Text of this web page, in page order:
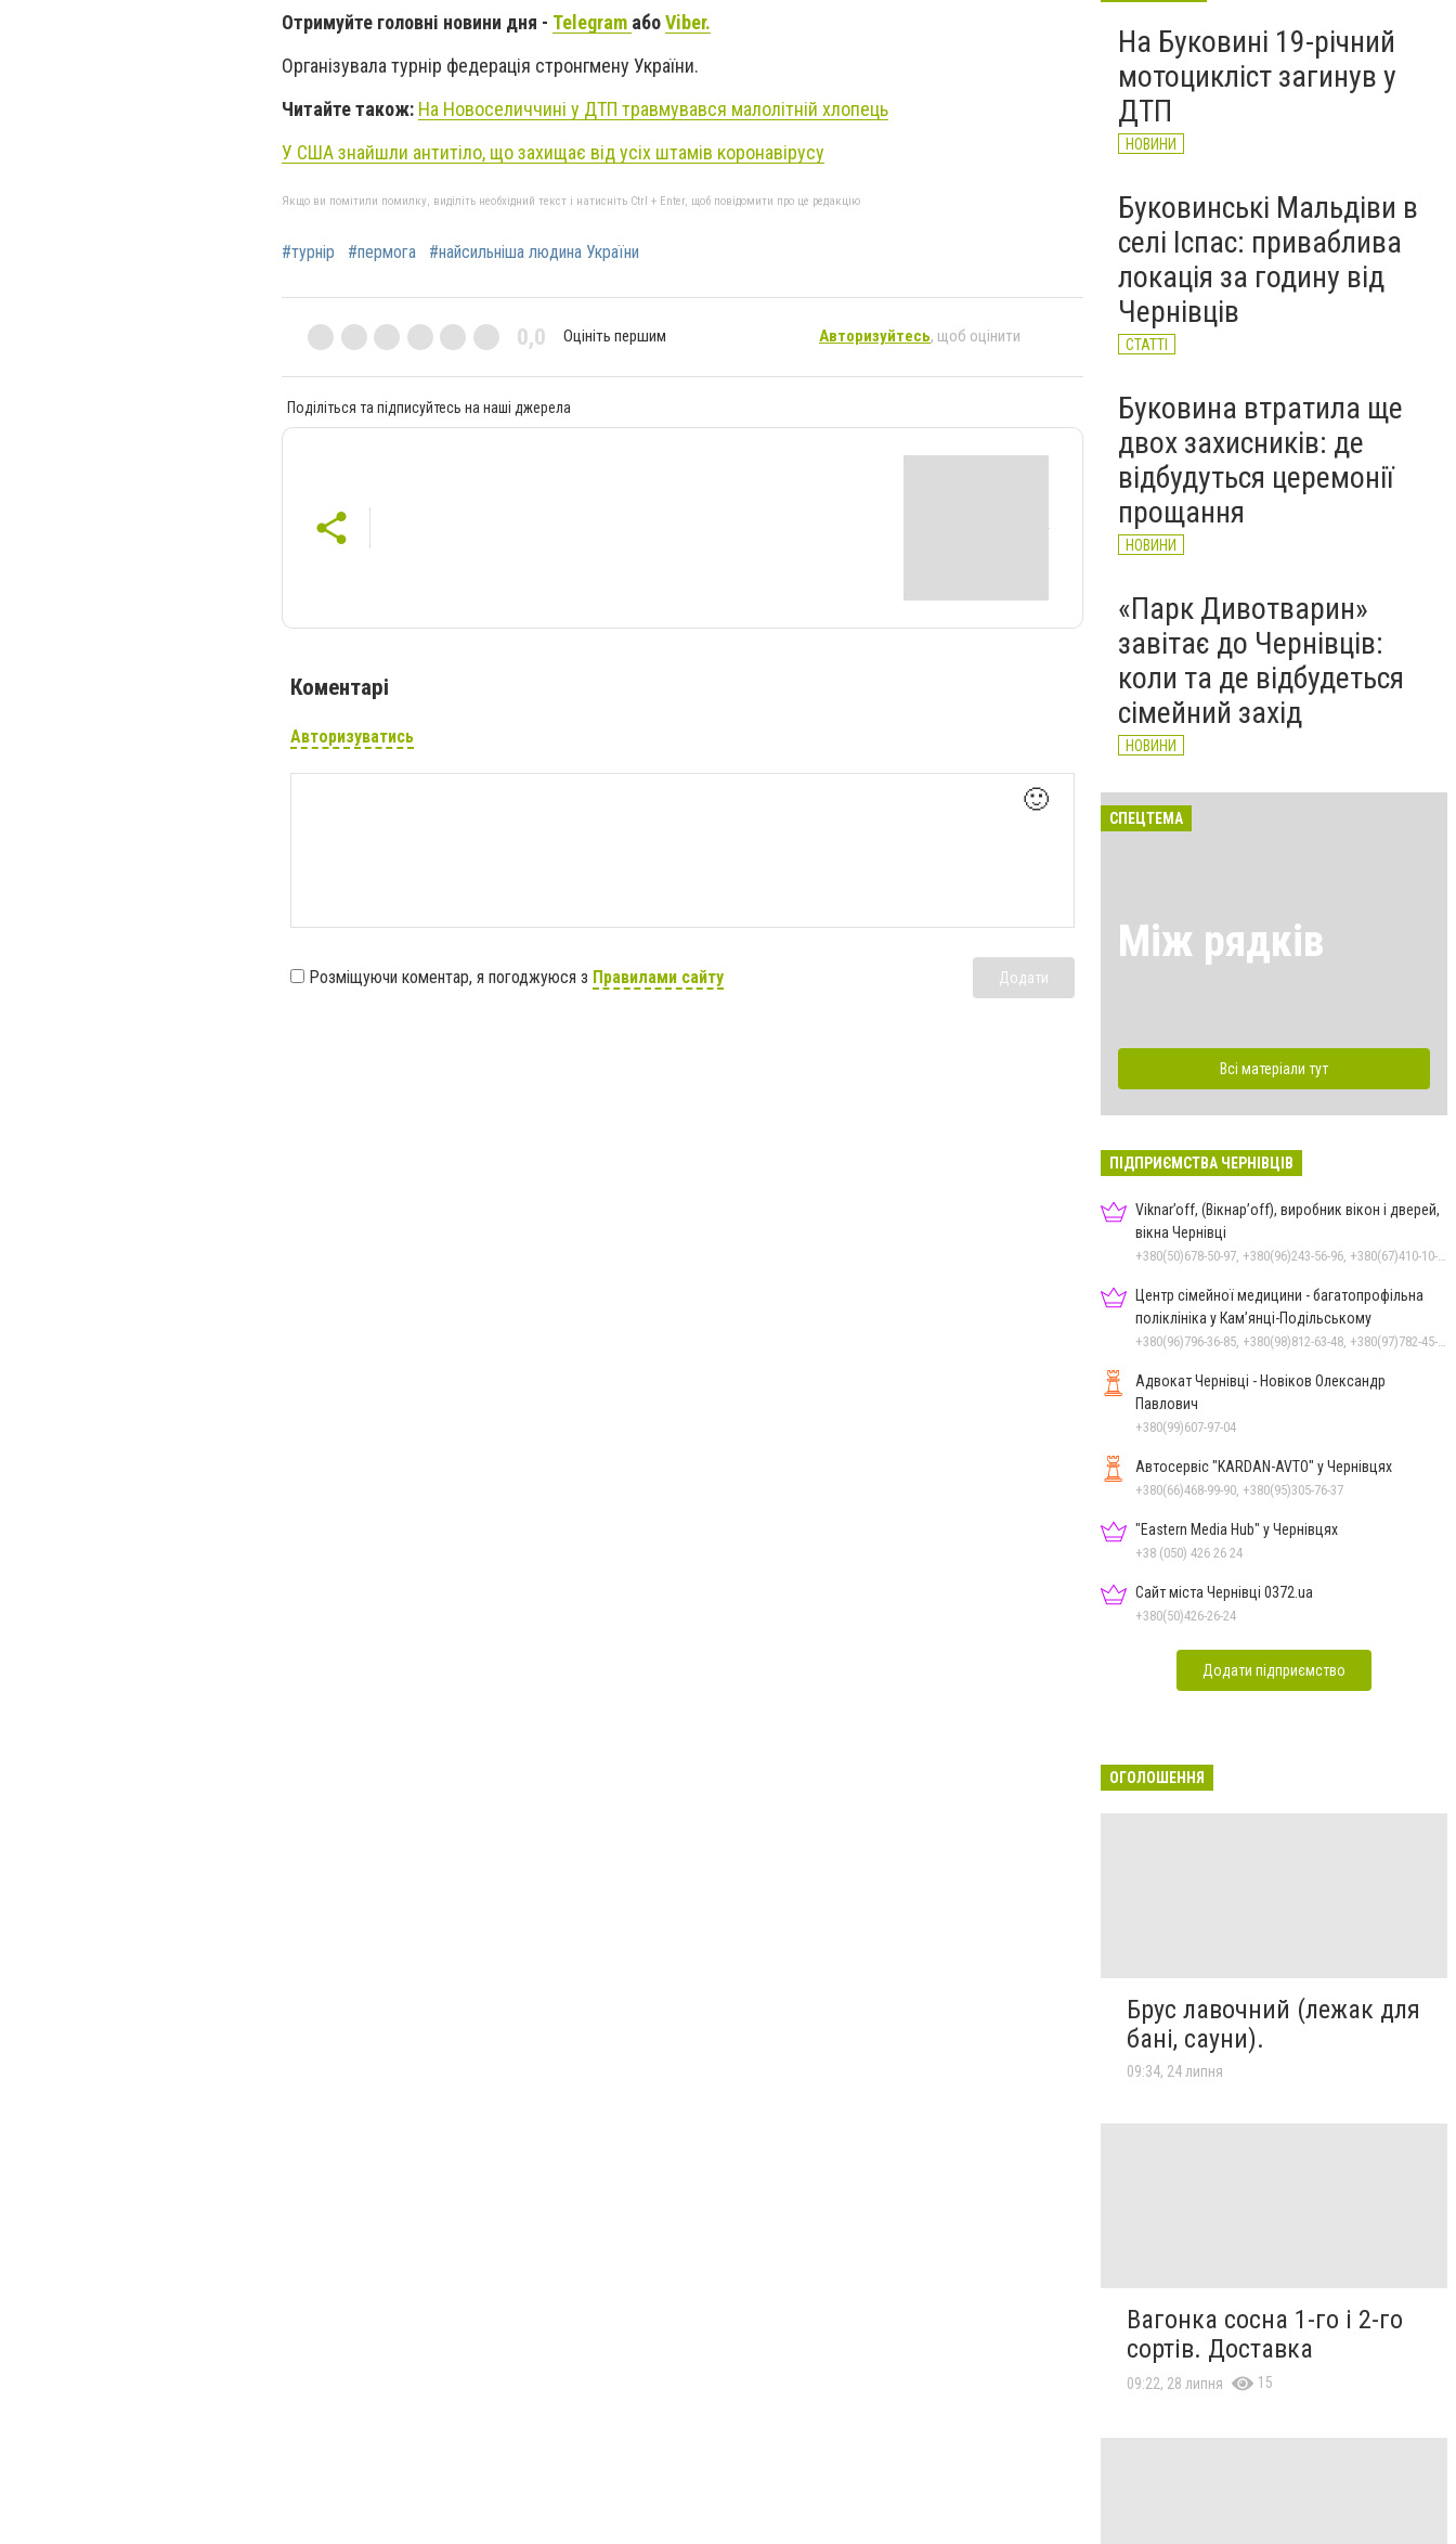
Отримуйте головні новини дня - Telegram абоViber.
Організувала турнір федерація стронгмену України.
Читайте також: На Новоселиччині у ДТП травмувався малолітній хлопець
У США знайшли антитіло, що захищає від усіх штамів коронавірусу
Якщо ви помітили помилку, виділіть необхідний текст і натисніть Ctrl + Enter, щоб повідомити про це редакцію
#турнір #пермога #найсильніша людина України
0,0 Оцініть першим Авторизуйтесь, щоб оцінити
Поділіться та підписуйтесь на наші джерела
Коментарі
Авторизуватись
🙂
Розміщуючи коментар, я погоджуюся з Правилами сайту Додати
області обмежили рух
великовагового транспорту
НОВИНИ
На Буковині 19-річний
мотоцикліст загинув у
ДТП
НОВИНИ
Буковинські Мальдіви в
селі Іспас: приваблива
локація за годину від
Чернівців
СТАТТІ
Буковина втратила ще
двох захисників: де
відбудуться церемонії
прощання
НОВИНИ
«Парк Дивотварин»
завітає до Чернівців:
коли та де відбудеться
сімейний захід
НОВИНИ
СПЕЦТЕМА
Між рядків
Всі матеріали тут
ПІДПРИЄМСТВА ЧЕРНІВЦІВ
Viknar’off, (Вікнар’off), виробник вікон і дверей,
вікна Чернівці
Центр сімейної медицини - багатопрофільна
поліклініка у Кам’янці-Подільському
Адвокат Чернівці - Новіков Олександр
Павлович
+380(99)607-97-04
Автосервіс "KARDAN-AVTO" у Чернівцях
+380(66)468-99-90, +380(95)305-76-37
"Eastern Media Hub" у Чернівцях
+38 (050) 426 26 24
Сайт міста Чернівці 0372.ua
+380(50)426-26-24
Додати підприємство
ОГОЛОШЕННЯ
Брус лавочний (лежак для
бані, сауни).
09:34, 24 липня
Вагонка сосна 1-го і 2-го
сортів. Доставка
09:22, 28 липня 15